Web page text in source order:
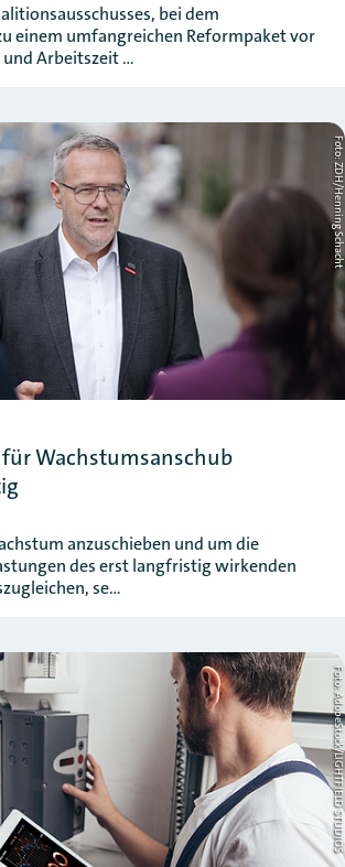
bei dem
einem umfangreichen Reformpaket vor
Arbeitszeit …
Foto: ZDH/Henning Schacht
Wachstumsanschub
anzuschieben und um die
des erst langfristig wirkenden
se…
Foto: AdobeStock/LIGHTFIELD STUDIOS